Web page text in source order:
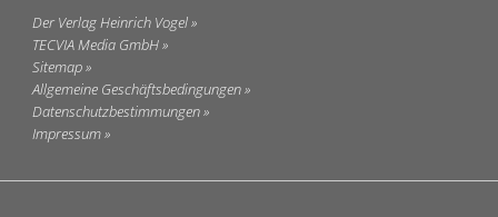
Der Verlag Heinrich Vogel
TECVIA Media GmbH
Sitemap
Allgemeine Geschäftsbedingungen
Datenschutzbestimmungen
Impressum